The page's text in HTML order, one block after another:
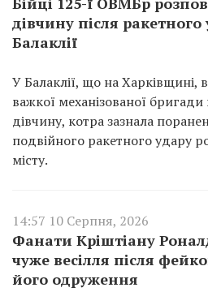
дівчину після
Балаклії
У Балаклії, що на Харківщині,
важкої механізованої
дівчину, котра зазнала
подвійного ракетного удару
місту.
14:57 10 Серпня, 2026
Фанати Кріштіану
чуже весілля після
його одруження